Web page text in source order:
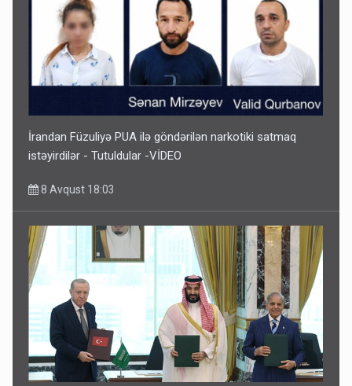
İrandan Füzuliyə PUA ilə göndərilən narkotiki satmaq
istəyirdilər - Tutuldular -VİDEO
8 Avqust 18:03